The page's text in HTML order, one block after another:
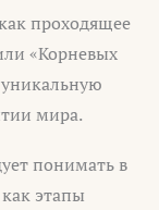
проходящее
«Корневых
мира.
понимать в
этапы